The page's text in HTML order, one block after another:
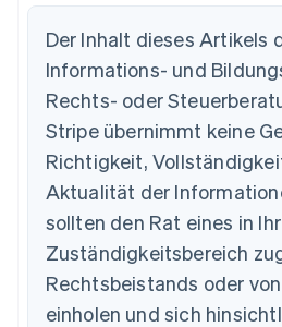
Der Inhalt dieses Artikels
Informations- und
Rechts- oder
Stripe übernimmt keine
Richtigkeit,
Aktualität der
sollten den Rat eines in
Zuständigkeitsbereich
Rechtsbeistands oder
einholen und sich
English
NederlandsFrançais Deutsch
Brasilien
Português English
Bulgarien
English
Dänemark
Deutschland
DeutschEnglish
Estland
English
Festlandchina
简体中文English